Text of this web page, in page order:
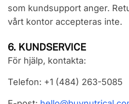
som kundsupport anger.
vårt kontor accepteras inte.
6. KUNDSERVICE
För hjälp, kontakta:
Telefon: +1 (484) 263-5085